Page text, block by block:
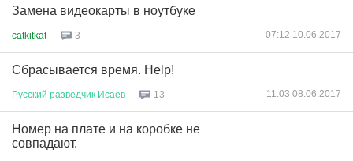
Замена видеокарты в ноутбуке
catkitkat 3 07:12 10.06.2017
Сбрасывается время. Help!
Русский разведчик Исаев 13 11:03 08.06.2017
Номер на плате и на коробке не
совпадают.